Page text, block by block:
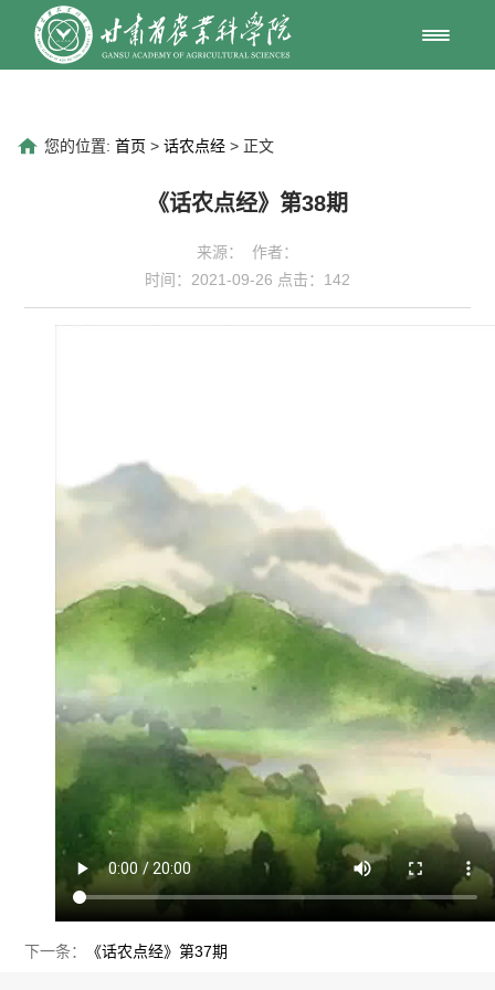
您的位置: 首页 > 话农点经 > 正文
《话农点经》第38期
来源： 作者：
时间：2021-09-26 点击： 142
下一条： 《话农点经》第37期